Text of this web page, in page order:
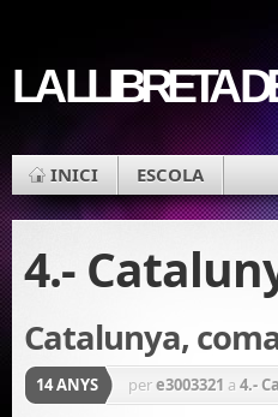
LA LLIBRETA
INICI ESCOLA
4.-
Catalunya,
14 ANYS pere3003321 a 4.-